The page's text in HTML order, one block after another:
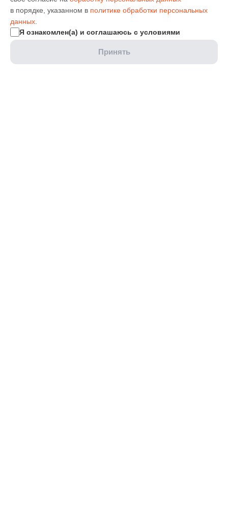
в порядке, указанном в политике обработки персональных
данных
Я ознакомлен(а) и соглашаюсь с условиями
Принять